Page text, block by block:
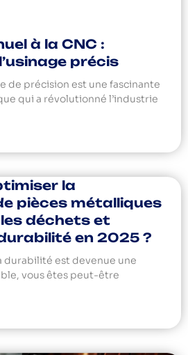
à la CNC :
précis
de précision est une fascinante
qui a révolutionné l’industrie
la
pièces métalliques
déchets et
en 2025 ?
durabilité est devenue une
vous êtes peut-être